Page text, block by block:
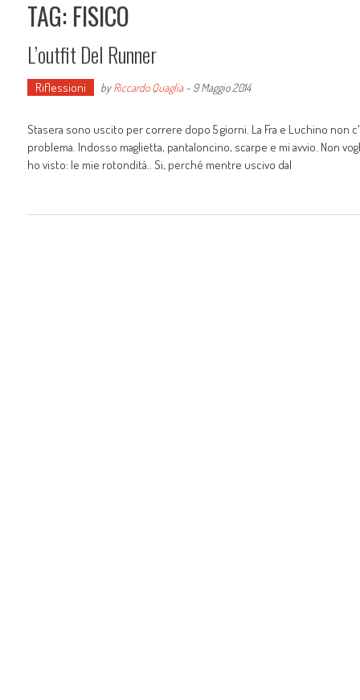
TAG: FISICO
L’outfit Del Runner
Riflessioni byRiccardo Quaglia- 9 Maggio 2014
Stasera sono uscito per correre dopo 5 giorni. La Fra e Luchino
problema. Indosso maglietta, pantaloncino, scarpe e mi avvio. Non
ho visto: le mie rotondità.. Si, perché mentre uscivo dal